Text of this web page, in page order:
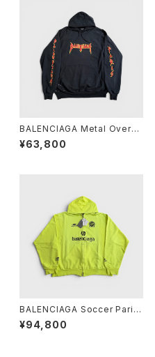
BALENCIAGA Metal Oversi
zed Hoodie Cotton Black 2
¥63,800
BALENCIAGA Soccer Paris
Zip-Up Hoodie Yellow S
¥94,800